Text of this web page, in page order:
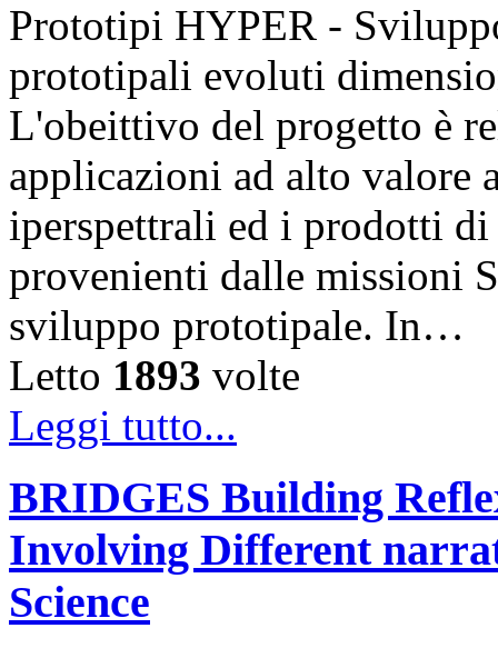
Prototipi HYPER -
prototipali evoluti
L'obeittivo del progetto è
applicazioni ad alto valore
iperspettrali ed i prodotti
provenienti dalle missioni
sviluppo prototipale. In…
Letto 1893 volte
Leggi tutto...
BRIDGES Building
Involving Different
Science